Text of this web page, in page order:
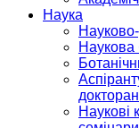
Наука
Наукова
Наукові